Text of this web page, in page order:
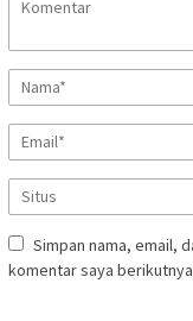
Simpan nama, email,
komentar saya